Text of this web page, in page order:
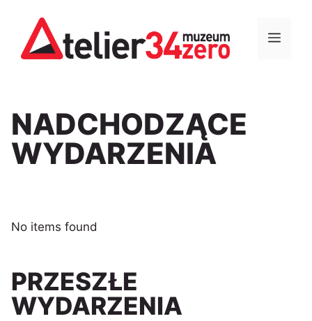
treści
NADCHODZĄCE
WYDARZENIA
No items found
PRZESZŁE
WYDARZENIA